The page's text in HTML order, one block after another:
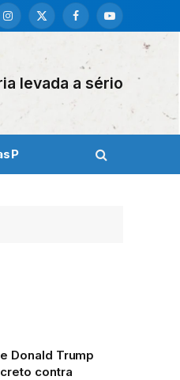
Instagram
X
FacebookYouTube
levada a sério
Donald Trump
contra